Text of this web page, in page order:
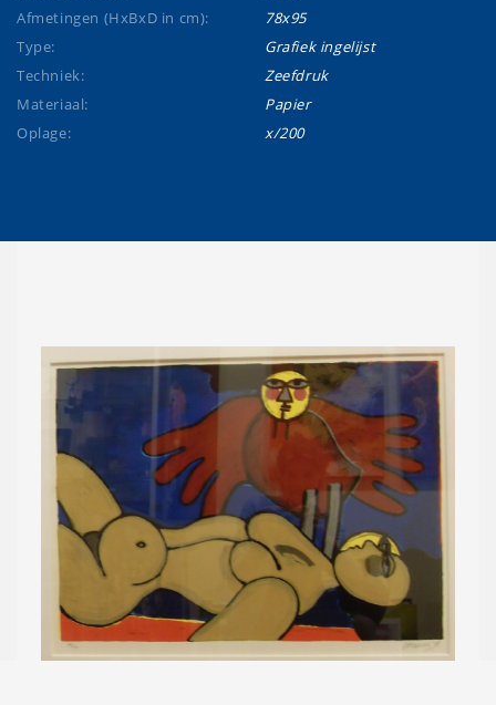
Afmetingen (HxBxD in cm):
78x95
Type:
Grafiek ingelijst
Techniek:
Zeefdruk
Materiaal:
Papier
Oplage:
x/200